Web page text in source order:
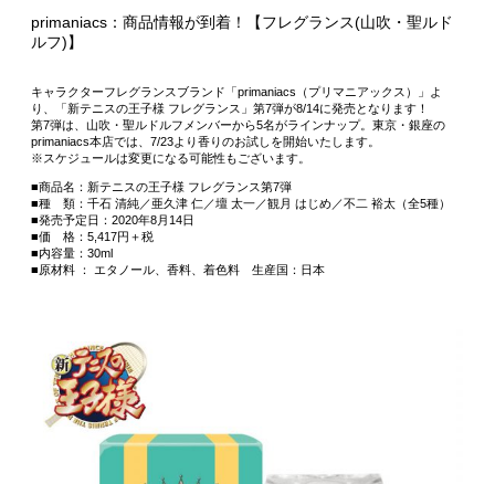
primaniacs：商品情報が到着！【フレグランス(山吹・聖ルド
ルフ)】
キャラクターフレグランスブランド「primaniacs（プリマニアックス）」よ
り、「新テニスの王子様 フレグランス」第7弾が8/14に発売となります！
第7弾は、山吹・聖ルドルフメンバーから5名がラインナップ。東京・銀座の
primaniacs本店では、7/23より香りのお試しを開始いたします。
※スケジュールは変更になる可能性もございます。
■商品名：新テニスの王子様 フレグランス第7弾
■種 類：千石 清純／亜久津 仁／壇 太一／観月 はじめ／不二 裕太（全5種）
■発売予定日：2020年8月14日
■価 格：5,417円＋税
■内容量：30ml
■原材料 ： エタノール、香料、着色料 生産国：日本